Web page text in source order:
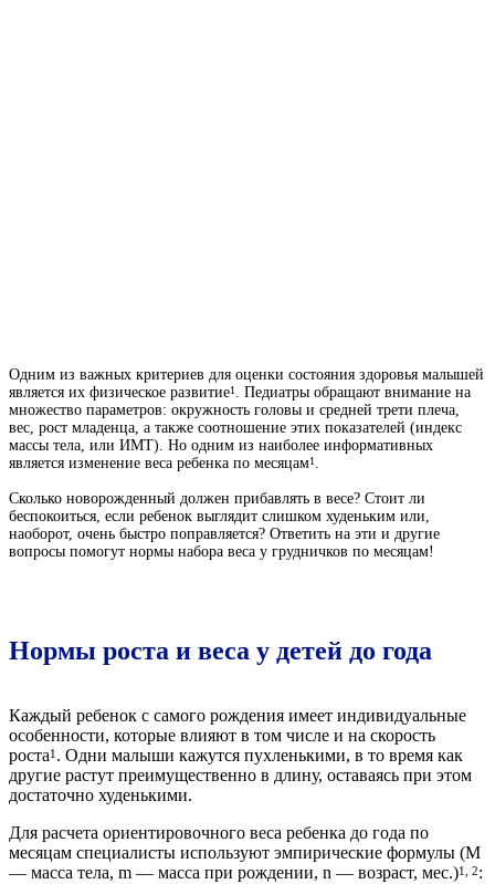
Одним из важных критериев для оценки состояния здоровья малышей
является их физическое развитие1. Педиатры обращают внимание на
множество параметров: окружность головы и средней трети плеча,
вес, рост младенца, а также соотношение этих показателей (индекс
массы тела, или ИМТ). Но одним из наиболее информативных
является изменение веса ребенка по месяцам1.
Сколько новорожденный должен прибавлять в весе? Стоит ли
беспокоиться, если ребенок выглядит слишком худеньким или,
наоборот, очень быстро поправляется? Ответить на эти и другие
вопросы помогут нормы набора веса у грудничков по месяцам!
Нормы роста и веса у детей до года
Каждый ребенок с самого рождения имеет индивидуальные
особенности, которые влияют в том числе и на скорость
роста1 . Одни малыши кажутся пухленькими, в то время как
другие растут преимущественно в длину, оставаясь при этом
достаточно худенькими.
Для расчета ориентировочного веса ребенка до года по
месяцам специалисты используют эмпирические формулы (M
— масса тела, m — масса при рождении, n — возраст, мес.)1, 2: